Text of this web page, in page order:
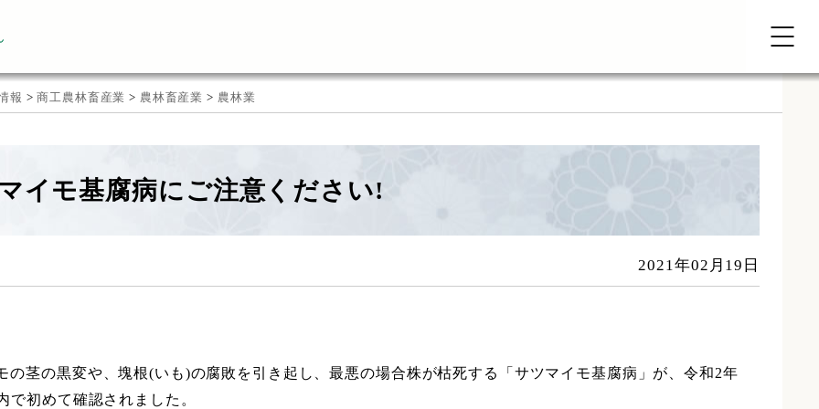
報 >商工農林畜産業 > 農林畜産業 > 農林業
イモ基腐病にご注意ください!
2021年02月19日
の茎の黒変や、塊根(いも)の腐敗を引き起し、最悪の場合株が枯死する「サツマイモ基腐病」が、令和2年
で初めて確認されました。